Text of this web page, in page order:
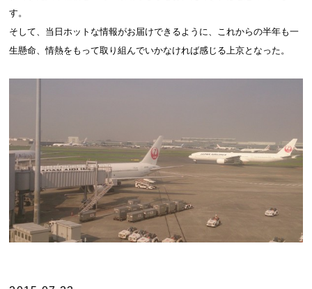
す。
そして、当日ホットな情報がお届けできるように、これからの半年も一
生懸命、情熱をもって取り組んでいかなければ感じる上京となった。